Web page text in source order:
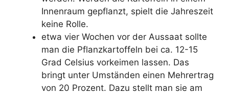
Innenraum gepflanzt, spielt die Jahreszeit
keine Rolle.
etwa vier Wochen vor der Aussaat sollte
man die Pflanzkartoffeln bei ca. 12-15
Grad Celsius vorkeimen lassen. Das
bringt unter Umständen einen Mehrertrag
von 20 Prozent. Dazu stellt man sie am